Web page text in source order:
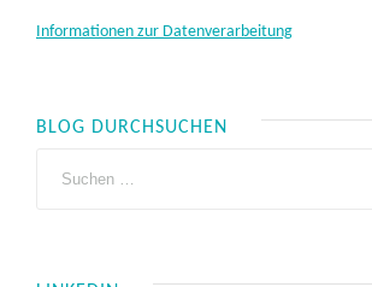
Informationen zur Datenverarbeitung
BLOG DURCHSUCHEN